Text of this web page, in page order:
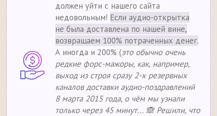
должен уйти с нашего сайта
недовольным! Если аудио-открытка
не была доставлена по нашей вине,
возвращаем 100% потраченных денег.
А иногда и 200% (это обычно очень
редкие форс-мажоры, как, например,
выход из строя сразу 2-х резервных
каналов доставки аудио-поздравлений
8 марта 2015 года, о чём мы узнали
только через 45 минут... 🙈 Решили, что